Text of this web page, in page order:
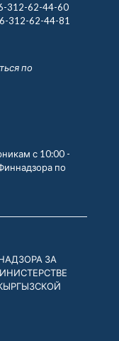
312-62-44-60
312-62-44-81
по
с 10:00 -
по
ЗА